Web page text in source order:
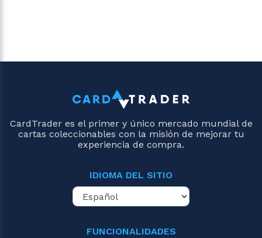
CardTrader es el primer y único mercado mundial de
cartas coleccionables con la misión de mejorar tu
experiencia de compra.
IDIOMA DEL SITIO
FUNCIONALIDADES